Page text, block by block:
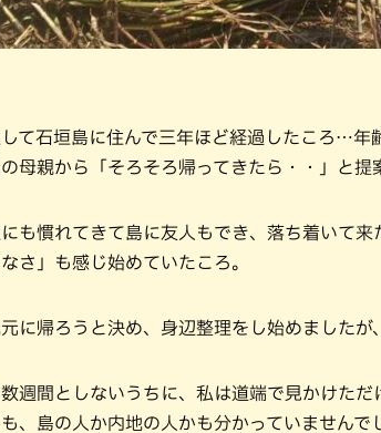
て石垣島に住んで三年ほど経過したころ…年
母親から「そろそろ帰ってきたら・・」と提
も慣れてきて島に友人もでき、落ち着いて
なさ」も感じ始めていたころ。
に帰ろうと決め、身辺整理をし始めましたが
週間としないうちに、私は道端で見かけた
、島の人か内地の人かも分かっていません